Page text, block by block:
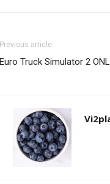
Previous article
Euro Truck Simulator 2